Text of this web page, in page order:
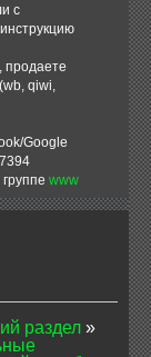
с
продаете
qiwi,
Google
www
раздел »